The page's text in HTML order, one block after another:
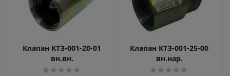
Клапан КТЗ-001-20-01
вн.вн.
Клапан КТЗ-001-25-00
вн.нар.